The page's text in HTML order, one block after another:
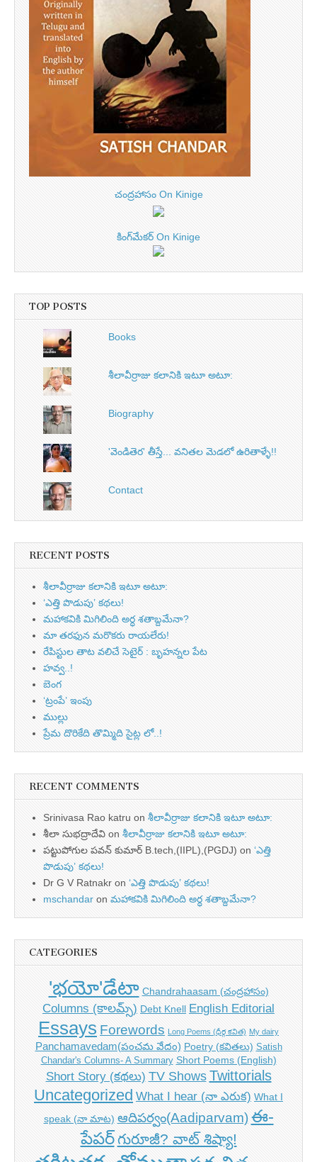
చంద్రహాసం On Kinige
కింగ్‌మేకర్ On Kinige
TOP POSTS
Books
శీలావీర్రాజు కలానికి ఇటూ అటూ:
Biography
'వెండితెర' తీస్తే... వనితల మెడలో ఉరితాళ్ళే!!
Contact
RECENT POSTS
శీలావీర్రాజు కలానికి ఇటూ అటూ:
‘ఎత్తి పొడుపు’ కథలు!
మహాకవికి మిగిలింది అర్ధ శతాబ్దమేనా?
మా తరఫున మరొకరు రాయలేరు!
రేపిస్టుల తాట వలిచే సెటైర్ : బృహన్నల పేట
హవ్వ..!
బెంగ
‘ట్రంపే’ ఇంపు
ముల్లు
ప్రేమ దొరికేది తొమ్మిది సైట్ల లో..!
RECENT COMMENTS
Srinivasa Rao katru on శీలావీర్రాజు కలానికి ఇటూ అటూ:
శీలా సుభద్రాదేవి on శీలావీర్రాజు కలానికి ఇటూ అటూ:
పట్టుపోగుల పవన్ కుమార్ B.tech,(IIPL),(PGDJ) on ‘ఎత్తి
పొడుపు’ కథలు!
Dr G V Ratnakr on ‘ఎత్తి పొడుపు’ కథలు!
mschandar on మహాకవికి మిగిలింది అర్ధ శతాబ్దమేనా?
CATEGORIES
'భయో'డేటా Chandrahaasam (చంద్రహాసం)
Columns (కాలమ్స్) Debt Knell English Editorial
Essays Forewords Long Poems (ధీర్గ కవిత) My dairy
Panchamavedam(పంచమ వేదం) Poetry (కవితలు) Satish
Chandar's Columns- A Summary Short Poems (English)
Short Story (కథలు) TV Shows Twittorials
Uncategorized What I hear (నా ఎరుక) What I
speak (నా మాట) ఆదిపర్వం(Aadiparvam) ఈ-
పేపర్గురూజీ? వాట్ శిష్యా!